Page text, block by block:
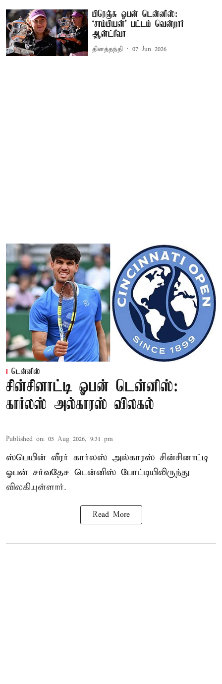
பிரெஞ்சு ஓபன் டென்னிஸ்:
‘சாம்பியன்’ பட்டம் வென்றார்
ஆன்ட்ரீவா
தினத்தந்தி 07 Jun 2026
டென்னிஸ்
சின்சினாட்டி ஓபன் டென்னிஸ்:
கார்லஸ் அல்காரஸ் விலகல்
Published on: 05 Aug 2026, 9:31 pm
ஸ்பெயின் வீரர் கார்லஸ் அல்காரஸ் சின்சினாட்டி
ஓபன் சர்வதேச டென்னிஸ் போட்டியிலிருந்து
விலகியுள்ளார்.
Read More